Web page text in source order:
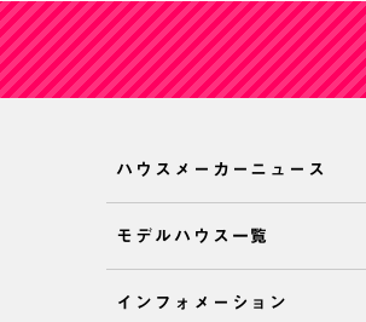
ハウスメーカーニュース
モデルハウス一覧
インフォメーション